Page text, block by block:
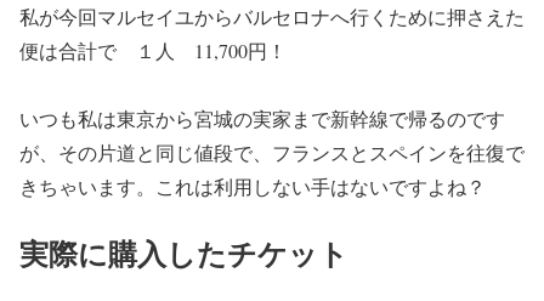
私が今回マルセイユからバルセロナへ行くために押さえた
便は合計で １人 11,700円！
いつも私は東京から宮城の実家まで新幹線で帰るのです
が、その片道と同じ値段で、フランスとスペインを往復で
きちゃいます。これは利用しない手はないですよね？
実際に購入したチケット